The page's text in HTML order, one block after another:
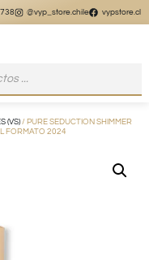
vypstore.cl
(VS)/ PURE SEDUCTION SHIMMER
FORMATO 2024